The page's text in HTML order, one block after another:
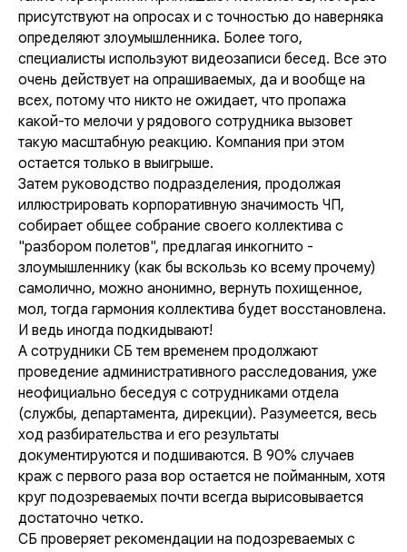
присутствуют на опросах и с точностью до наверняка
определяют злоумышленника. Более того,
специалисты используют видеозаписи бесед. Все это
очень действует на опрашиваемых, да и вообще на
всех, потому что никто не ожидает, что пропажа
какой-то мелочи у рядового сотрудника вызовет
такую масштабную реакцию. Компания при этом
остается только в выигрыше.
Затем руководство подразделения, продолжая
иллюстрировать корпоративную значимость ЧП,
собирает общее собрание своего коллектива с
"разбором полетов", предлагая инкогнито -
злоумышленнику (как бы вскользь ко всему прочему)
самолично, можно анонимно, вернуть похищенное,
мол, тогда гармония коллектива будет восстановлена.
И ведь иногда подкидывают!
А сотрудники СБ тем временем продолжают
проведение административного расследования, уже
неофициально беседуя с сотрудниками отдела
(службы, департамента, дирекции). Разумеется, весь
ход разбирательства и его результаты
документируются и подшиваются. В 90% случаев
краж с первого раза вор остается не пойманным, хотя
круг подозреваемых почти всегда вырисовывается
достаточно четко.
СБ проверяет рекомендации на подозреваемых с